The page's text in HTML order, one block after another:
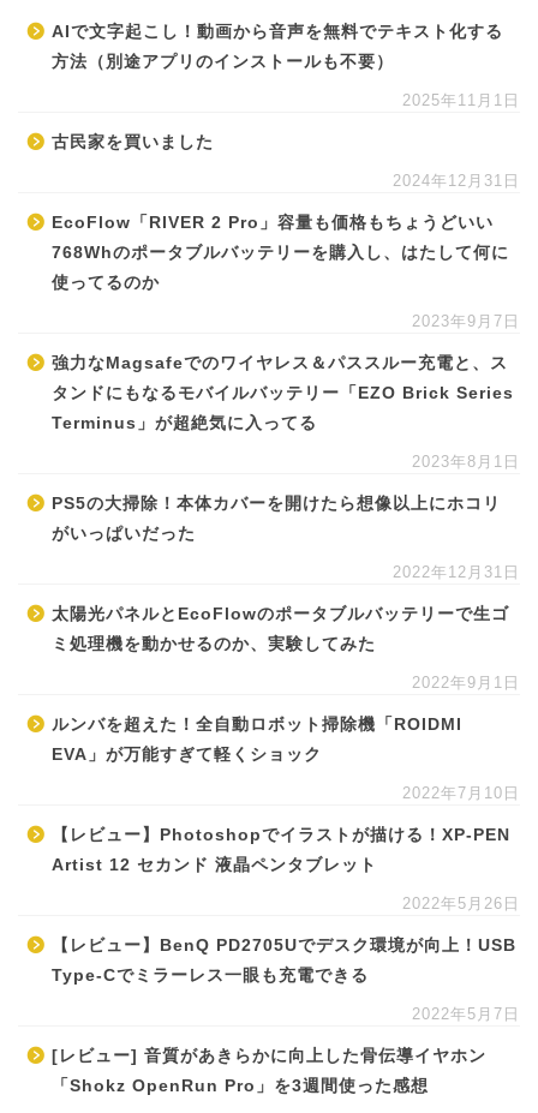
AIで文字起こし！動画から音声を無料でテキスト化する
方法（別途アプリのインストールも不要）
2025年11月1日
古民家を買いました
2024年12月31日
EcoFlow「RIVER 2 Pro」容量も価格もちょうどいい
768Whのポータブルバッテリーを購入し、はたして何に
使ってるのか
2023年9月7日
強力なMagsafeでのワイヤレス＆パススルー充電と、ス
タンドにもなるモバイルバッテリー「EZO Brick Series
Terminus」が超絶気に入ってる
2023年8月1日
PS5の大掃除！本体カバーを開けたら想像以上にホコリ
がいっぱいだった
2022年12月31日
太陽光パネルとEcoFlowのポータブルバッテリーで生ゴ
ミ処理機を動かせるのか、実験してみた
2022年9月1日
ルンバを超えた！全自動ロボット掃除機「ROIDMI
EVA」が万能すぎて軽くショック
2022年7月10日
【レビュー】Photoshopでイラストが描ける！XP-PEN
Artist 12 セカンド 液晶ペンタブレット
2022年5月26日
【レビュー】BenQ PD2705Uでデスク環境が向上！USB
Type-Cでミラーレス一眼も充電できる
2022年5月7日
[レビュー] 音質があきらかに向上した骨伝導イヤホン
「Shokz OpenRun Pro」を3週間使った感想